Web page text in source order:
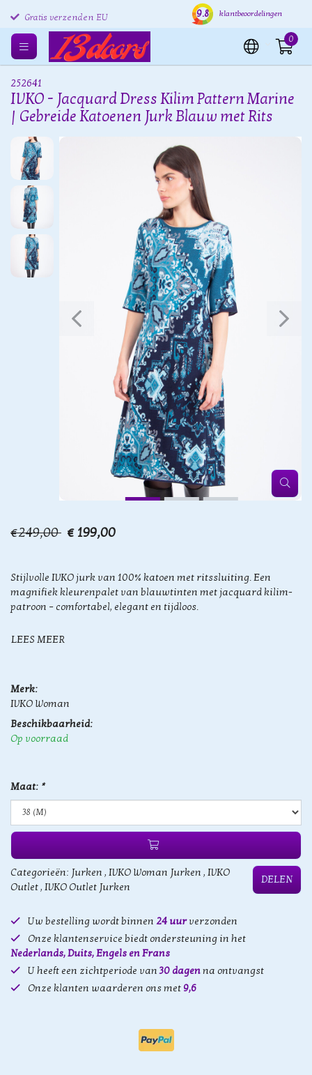
Gratis retourneren EU Verzending binnen 24 uur
9.8 klantbeoordelingen
0
252641
IVKO - Jacquard Dress Kilim Pattern Marine
| Gebreide Katoenen Jurk Blauw met Rits
€249,00 € 199,00
Stijlvolle IVKO jurk van 100% katoen met ritssluiting. Een
magnifiek kleurenpalet van blauwtinten met jacquard kilim-
patroon – comfortabel, elegant en tijdloos.
LEES MEER
Merk:
IVKO Woman
Beschikbaarheid:
Op voorraad
Maat: *
Categorieën: Jurken , IVKO Woman Jurken , IVKO
Outlet, IVKO Outlet Jurken
DELEN
Uw bestelling wordt binnen 24 uurverzonden
Onze klantenservice biedt ondersteuning in het
Nederlands, Duits, Engels en Frans
U heeft een zichtperiode van30 dagenna ontvangst
Onze klanten waarderen ons met 9,6